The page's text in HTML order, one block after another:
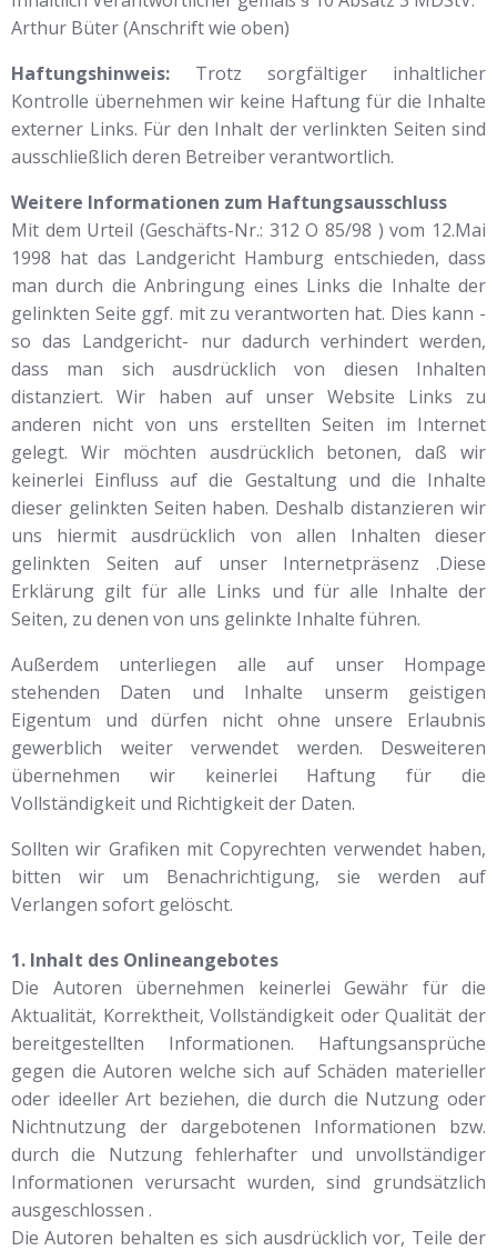
Arthur Büter (Anschrift wie oben)
Haftungshinweis: Trotz sorgfältiger inhaltlicher
Kontrolle übernehmen wir keine Haftung für die Inhalte
externer Links. Für den Inhalt der verlinkten Seiten sind
ausschließlich deren Betreiber verantwortlich.
Weitere Informationen zum Haftungsausschluss
Mit dem Urteil (Geschäfts-Nr.: 312 O 85/98 ) vom 12.Mai
1998 hat das Landgericht Hamburg entschieden, dass
man durch die Anbringung eines Links die Inhalte der
gelinkten Seite ggf. mit zu verantworten hat. Dies kann -
so das Landgericht- nur dadurch verhindert werden,
dass man sich ausdrücklich von diesen Inhalten
distanziert. Wir haben auf unser Website Links zu
anderen nicht von uns erstellten Seiten im Internet
gelegt. Wir möchten ausdrücklich betonen, daß wir
keinerlei Einfluss auf die Gestaltung und die Inhalte
dieser gelinkten Seiten haben. Deshalb distanzieren wir
uns hiermit ausdrücklich von allen Inhalten dieser
gelinkten Seiten auf unser Internetpräsenz .Diese
Erklärung gilt für alle Links und für alle Inhalte der
Seiten, zu denen von uns gelinkte Inhalte führen.
Außerdem unterliegen alle auf unser Hompage
stehenden Daten und Inhalte unserm geistigen
Eigentum und dürfen nicht ohne unsere Erlaubnis
gewerblich weiter verwendet werden. Desweiteren
übernehmen wir keinerlei Haftung für die
Vollständigkeit und Richtigkeit der Daten.
Sollten wir Grafiken mit Copyrechten verwendet haben,
bitten wir um Benachrichtigung, sie werden auf
Verlangen sofort gelöscht.
1. Inhalt des Onlineangebotes
Die Autoren übernehmen keinerlei Gewähr für die
Aktualität, Korrektheit, Vollständigkeit oder Qualität der
bereitgestellten Informationen. Haftungsansprüche
gegen die Autoren welche sich auf Schäden materieller
oder ideeller Art beziehen, die durch die Nutzung oder
Nichtnutzung der dargebotenen Informationen bzw.
durch die Nutzung fehlerhafter und unvollständiger
Informationen verursacht wurden, sind grundsätzlich
ausgeschlossen .
Die Autoren behalten es sich ausdrücklich vor, Teile der